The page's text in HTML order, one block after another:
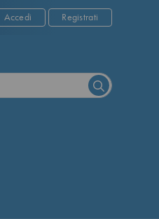
Accedi Registrati